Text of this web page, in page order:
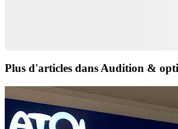
Plus d'articles dans Audition &